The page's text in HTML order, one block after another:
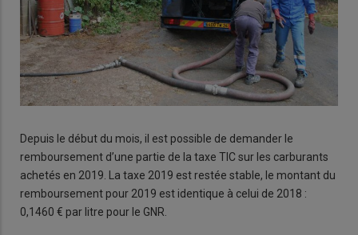
Depuis le début du mois, il est possible de demander le
remboursement d’une partie de la taxe TIC sur les carburants
achetés en 2019. La taxe 2019 est restée stable, le montant du
remboursement pour 2019 est identique à celui de 2018 :
0,1460 € par litre pour le GNR.